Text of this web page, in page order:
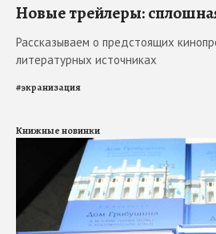
Новые трейлеры:
Рассказываем о предстоящих
литературных источниках
#экранизация
Книжные новинки